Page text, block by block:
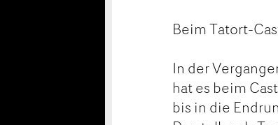
Beim Tatort-
In der
hat es beim
bis in die